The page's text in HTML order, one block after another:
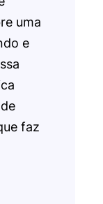
uma
e
faz